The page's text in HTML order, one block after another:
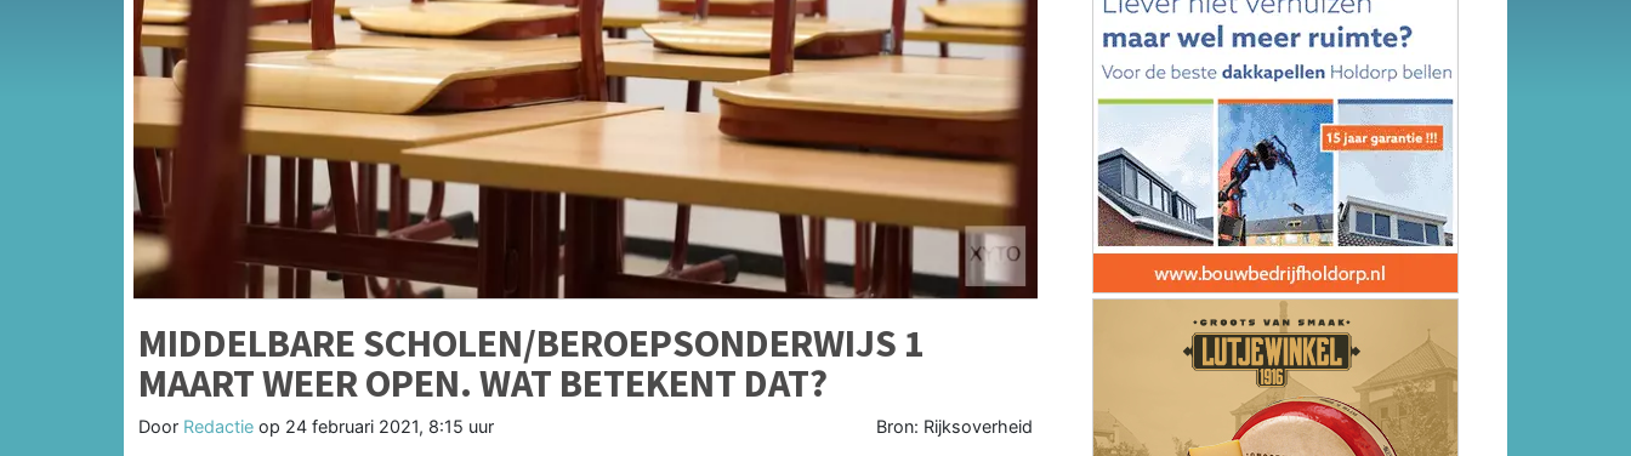
MIDDELBARE SCHOLEN/BEROEPSONDERWIJS 1
MAART WEER OPEN. WAT BETEKENT DAT?
Door Redactie op 24 februari 2021, 8:15 uur Bron: Rijksoverheid